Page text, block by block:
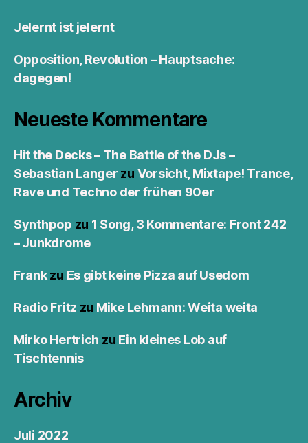
Jelernt ist jelernt
Opposition, Revolution – Hauptsache:
dagegen!
Neueste Kommentare
Hit the Decks – The Battle of the DJs –
Sebastian Langer zu Vorsicht, Mixtape! Trance,
Rave und Techno der frühen 90er
Synthpop zu 1 Song, 3 Kommentare: Front 242
– Junkdrome
Frankzu Es gibt keine Pizza auf Usedom
Radio Fritz zu Mike Lehmann: Weita weita
Mirko Hertrich zu Ein kleines Lob auf
Tischtennis
Archiv
Juli 2022